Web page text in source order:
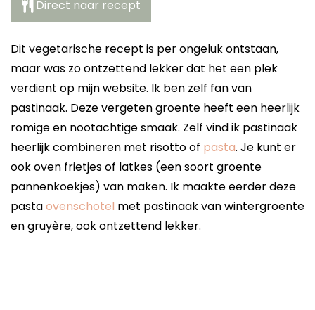
Direct naar recept
Dit vegetarische recept is per ongeluk ontstaan,
maar was zo ontzettend lekker dat het een plek
verdient op mijn website. Ik ben zelf fan van
pastinaak. Deze vergeten groente heeft een heerlijk
romige en nootachtige smaak. Zelf vind ik pastinaak
heerlijk combineren met risotto of pasta. Je kunt er
ook oven frietjes of latkes (een soort groente
pannenkoekjes) van maken. Ik maakte eerder deze
pastaovenschotel met pastinaak van wintergroente
en gruyère, ook ontzettend lekker.